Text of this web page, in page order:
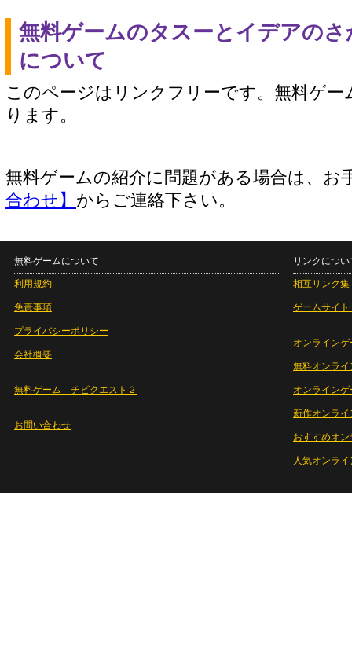
無料ゲームのタスーとイデアの
について
このページはリンクフリーです。無料ゲー
ります。
無料ゲームの紹介に問題がある場合は、お
合わせ】 からご連絡下さい。
無料ゲームについて
利用規約
免責事項
プライバシーポリシー
会社概要
無料ゲーム チビクエスト２
お問い合わせ
リンクについ
相互リンク集
ゲームサイト
オンラインゲ
無料オンライ
オンライン
新作オンライ
おすすめオ
人気オンラ